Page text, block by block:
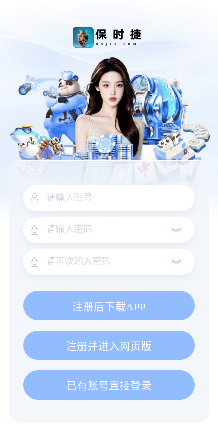
注册后下载APP
注册并进入网页版
已有账号直接登录